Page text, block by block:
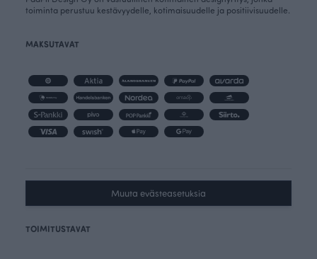
toiminta perustuu kestävyydelle, kotimaisuudelle ja positiivisuudelle.
MAKSUTAVAT
Muuta evästeasetuksia
TOIMITUSTAVAT